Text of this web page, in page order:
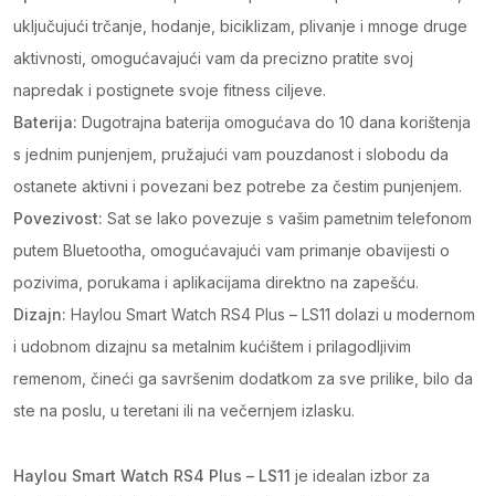
uključujući trčanje, hodanje, biciklizam, plivanje i mnoge druge
aktivnosti, omogućavajući vam da precizno pratite svoj
napredak i postignete svoje fitness ciljeve.
Baterija: Dugotrajna baterija omogućava do 10 dana korištenja
s jednim punjenjem, pružajući vam pouzdanost i slobodu da
ostanete aktivni i povezani bez potrebe za čestim punjenjem.
Povezivost: Sat se lako povezuje s vašim pametnim telefonom
putem Bluetootha, omogućavajući vam primanje obavijesti o
pozivima, porukama i aplikacijama direktno na zapešću.
Dizajn: Haylou Smart Watch RS4 Plus – LS11 dolazi u modernom
i udobnom dizajnu sa metalnim kućištem i prilagodljivim
remenom, čineći ga savršenim dodatkom za sve prilike, bilo da
ste na poslu, u teretani ili na večernjem izlasku.
Haylou Smart Watch RS4 Plus – LS11 je idealan izbor za